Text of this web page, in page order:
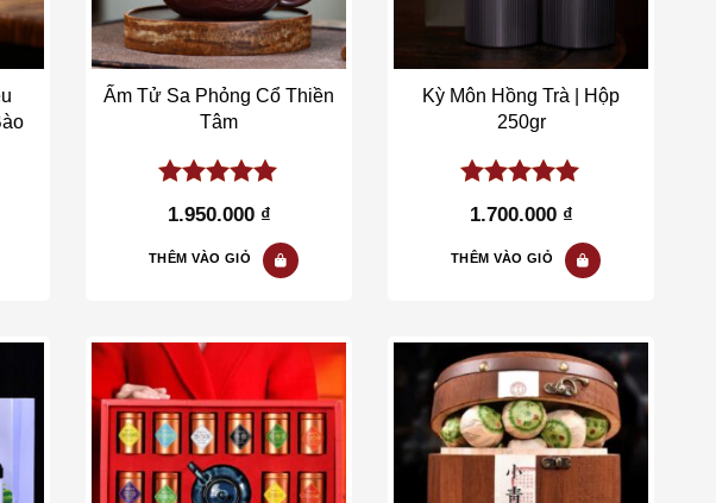
Ấm Tử Sa Phỏng Cổ Thiền
Tâm
5.00out of
5
1.950.000 ₫
THÊM VÀO GIỎ
Kỳ Môn Hồng Trà | Hộp
250gr
5.00out of
5
1.700.000 ₫
THÊM VÀO GIỎ
Add to wishlist Add to wishlist